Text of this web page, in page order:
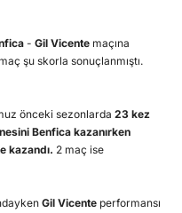
- Gil Vicente maçına
şu skorla sonuçlanmıştı.
önceki sezonlarda 23 kez
Benfica kazanırken
kazandı. 2 maç ise
Gil Vicente performansı